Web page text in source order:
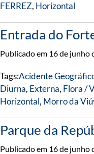
FERREZ, Horizontal
Entrada do
Publicado em 16 de junho
Tags:Acidente
Diurna, Externa, Flora /
Horizontal, Morro da
Parque da
Publicado em 16 de junho